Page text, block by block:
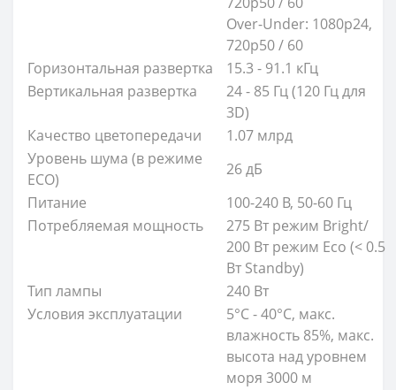
Over-Under: 1080p24,
720p50 / 60
Горизонтальная развертка
15.3 - 91.1 кГц
Вертикальная развертка
24 - 85 Гц (120 Гц для
3D)
Качество цветопередачи
1.07 млрд
Уровень шума (в режиме
ECO)
26 дБ
Питание
100-240 В, 50-60 Гц
Потребляемая мощность
275 Вт режим Bright/
200 Вт режим Eco (< 0.5
Вт Standby)
Тип лампы
240 Вт
Условия эксплуатации
5°C - 40°C, макс.
влажность 85%, макс.
высота над уровнем
моря 3000 м